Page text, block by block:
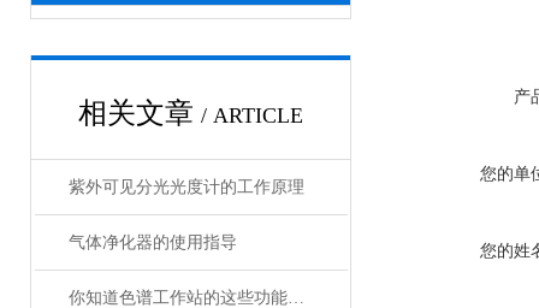
相关文章 / ARTICLE
紫外可见分光光度计的工作原理
气体净化器的使用指导
你知道色谱工作站的这些功能吗？
产
您的单
您的姓